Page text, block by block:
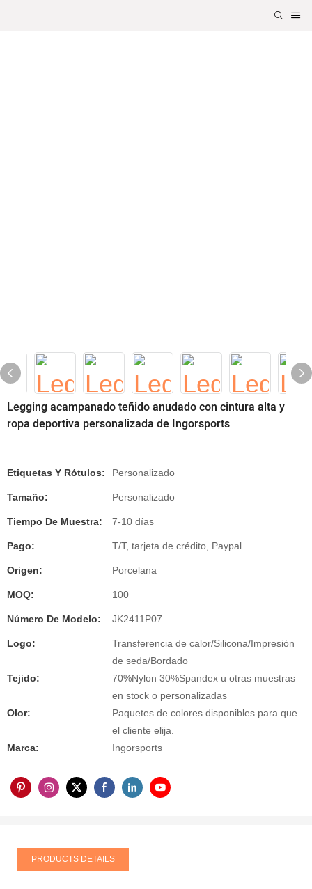
Legging acampanado teñido anudado con cintura alta y
ropa deportiva personalizada de Ingorsports
Etiquetas Y Rótulos: Personalizado
Tamaño: Personalizado
Tiempo De Muestra: 7-10 días
Pago: T/T, tarjeta de crédito, Paypal
Origen: Porcelana
MOQ: 100
Número De Modelo: JK2411P07
Logo:
Transferencia de calor/Silicona/Impresión
de seda/Bordado
Tejido:
70%Nylon 30%Spandex u otras muestras
en stock o personalizadas
Olor:
Paquetes de colores disponibles para que
el cliente elija.
Marca:
Ingorsports
PRODUCTS DETAILS